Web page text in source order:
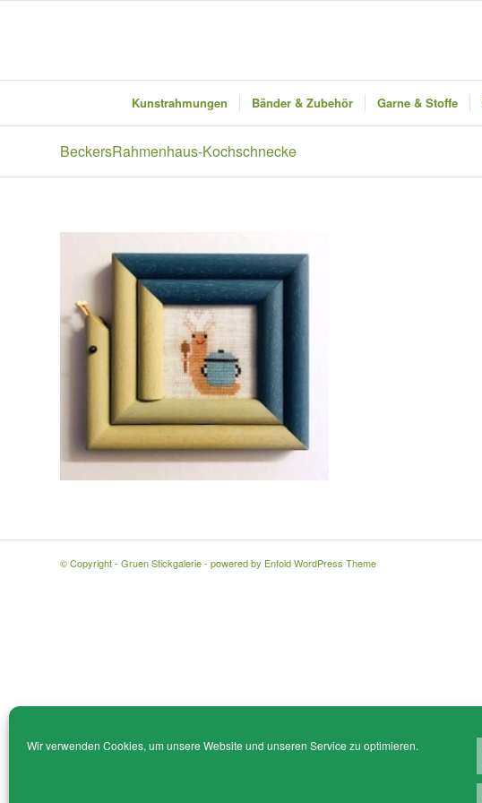
Wir verwenden Cookies, um unsere Website und unseren Service zu optimieren.
Kunstrahmungen Bänder & Zubehör Garne & Stoffe
BeckersRahmenhaus-Kochschnecke
© Copyright - Gruen Stickgalerie - powered by Enfold WordPress Theme